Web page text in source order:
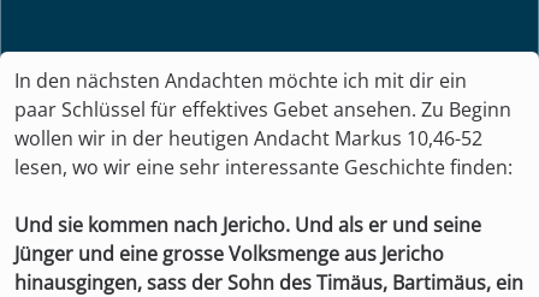
In den nächsten Andachten möchte ich mit dir ein
paar Schlüssel für effektives Gebet ansehen. Zu Beginn
wollen wir in der heutigen Andacht Markus 10,46-52
lesen, wo wir eine sehr interessante Geschichte finden:
Und sie kommen nach Jericho. Und als er und seine
Jünger und eine grosse Volksmenge aus Jericho
hinausgingen, sass der Sohn des Timäus, Bartimäus, ein